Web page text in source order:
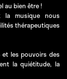
au bien être !
la musique nous
thérapeutiques
les pouvoirs des
la quiétitude, la